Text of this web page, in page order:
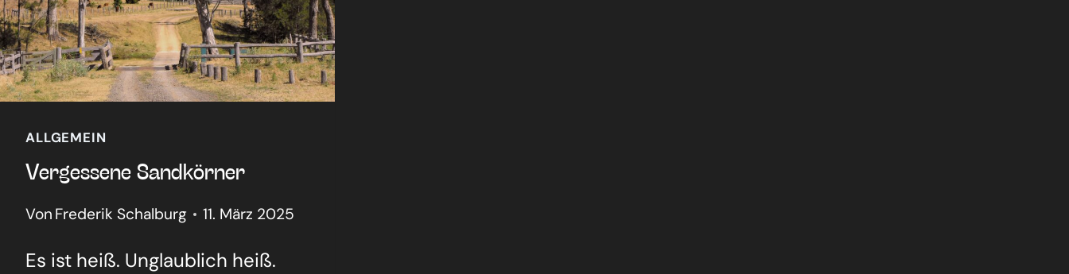
ALLGEMEIN
Ver­ges­se­ne Sand­kör­ner
Von Frederik Schalburg 11. März 2025
Es ist heiß. Unglaub­lich heiß.